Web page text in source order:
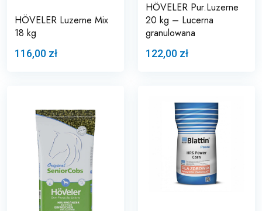
HÖVELER Luzerne Mix
18 kg
116,00 zł
HÖVELER Pur.Luzerne
20 kg – Lucerna
granulowana
122,00 zł